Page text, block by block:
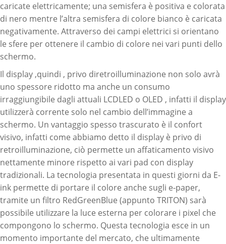
caricate elettricamente; una semisfera è positiva e colorata
di nero mentre l’altra semisfera di colore bianco è caricata
negativamente. Attraverso dei campi elettrici si orientano
le sfere per ottenere il cambio di colore nei vari punti dello
schermo.
Il display ,quindi , privo diretroilluminazione non solo avrà
uno spessore ridotto ma anche un consumo
irraggiungibile dagli attuali LCDLED o OLED , infatti il display
utilizzerà corrente solo nel cambio dell’immagine a
schermo. Un vantaggio spesso trascurato è il confort
visivo, infatti come abbiamo detto il display è privo di
retroilluminazione, ciò permette un affaticamento visivo
nettamente minore rispetto ai vari pad con display
tradizionali. La tecnologia presentata in questi giorni da E-
ink permette di portare il colore anche sugli e-paper,
tramite un filtro RedGreenBlue (appunto TRITON) sarà
possibile utilizzare la luce esterna per colorare i pixel che
compongono lo schermo. Questa tecnologia esce in un
momento importante del mercato, che ultimamente